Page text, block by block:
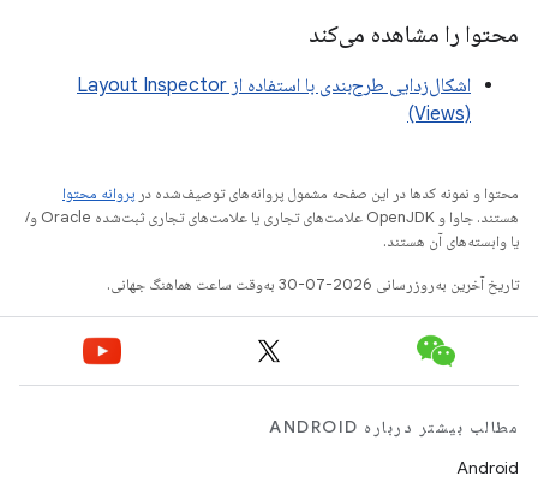
محتوا را مشاهده می‌کند
اشکال‌زدایی طرح‌بندی با استفاده از Layout Inspector
(Views)
محتوا و نمونه کدها در این صفحه مشمول پروانه‌های توصیف‌شده در پروانه محتوا
هستند. جاوا و OpenJDK علامت‌های تجاری یا علامت‌های تجاری ثبت‌شده Oracle و/
یا وابسته‌های آن هستند.
تاریخ آخرین به‌روزرسانی 2026-07-30 به‌وقت ساعت هماهنگ جهانی.
مطالب بیشتر درباره ANDROID
Android